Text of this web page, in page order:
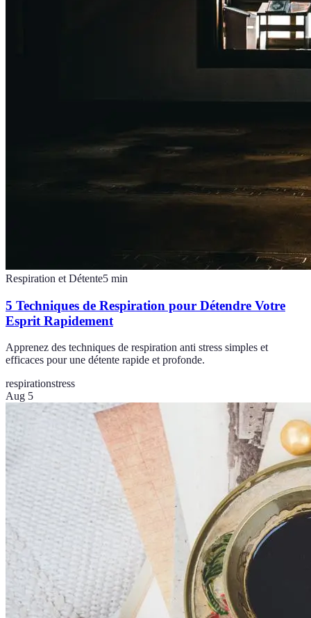
Respiration et Détente5 min
5 Techniques de Respiration pour Détendre Votre
Esprit Rapidement
Apprenez des techniques de respiration anti stress simples et
efficaces pour une détente rapide et profonde.
respirationstress
Aug 5